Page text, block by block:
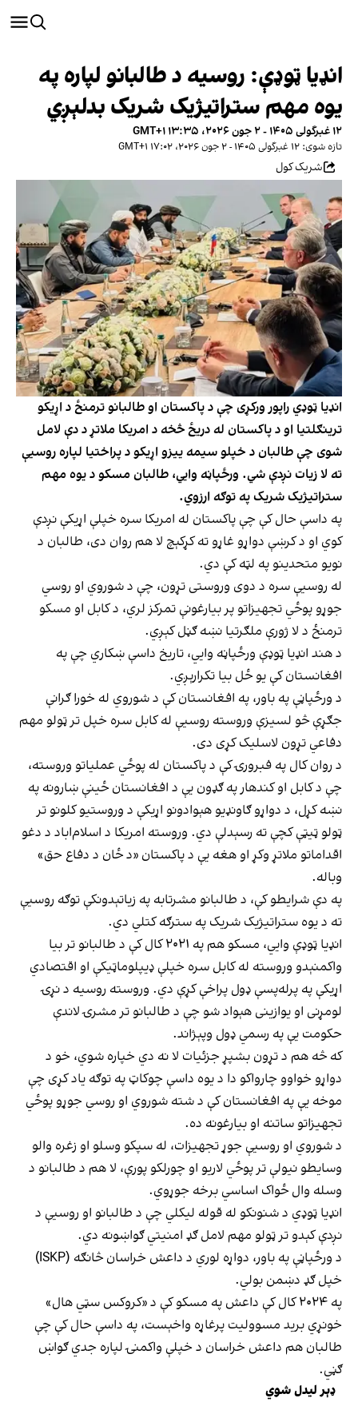
انډیا ټوډې: روسیه د طالبانو لپاره په
یوه مهم ستراتیژیک شریک بدلېږي
۱۲ غبرگولی ۱۴۰۵ - ۲ جون ۲۰۲۶، ۱۳:۳۵ GMT+۱
تازه شوی: ۱۲ غبرگولی ۱۴۰۵ - ۲ جون ۲۰۲۶، ۱۷:۰۲ GMT+۱
شریک کول
انډیا ټوډي راپور ورکړی چې د پاکستان او طالبانو ترمنځ د اړیکو
ترینګلتیا او د پاکستان له دریځ څخه د امریکا ملاتړ د دې لامل
شوی چې طالبان د خپلو سیمه ییزو اړیکو د پراختیا لپاره روسیې
ته لا زیات نږدې شي. ورځپاڼه وايي، طالبان مسکو د یوه مهم
ستراتیژیک شریک په توګه ارزوي.
په داسې حال کې چې پاکستان له امریکا سره خپلې اړیکې نږدې
کوي او د کرښې دواړو غاړو ته کړکېچ لا هم روان دی، طالبان د
نویو متحدینو په لټه کې دي.
له روسیې سره د دوی وروستی تړون، چې د شوروي او روسي
جوړو پوځي تجهیزاتو پر بیارغونې تمرکز لري، د کابل او مسکو
ترمنځ د لا ژورې ملګرتیا نښه ګڼل کېږي.
د هند انډیا ټوډې ورځپاڼه وايي، تاریخ داسې ښکاري چې په
افغانستان کې یو ځل بیا تکرارېږي.
د ورځپاڼې په باور، په افغانستان کې د شوروي له خورا ګرانې
جګړې څو لسیزې وروسته روسیې له کابل سره خپل تر ټولو مهم
دفاعي تړون لاسلیک کړی دی.
د روان کال په فبرورۍ کې د پاکستان له پوځي عملیاتو وروسته،
چې د کابل او کندهار په ګډون یې د افغانستان ځینې ښارونه په
نښه کړل، د دواړو ګاونډیو هېوادونو اړیکې د وروستیو کلونو تر
ټولو ټیټې کچې ته رسېدلې دي. وروسته امریکا د اسلام‌اباد د دغو
اقداماتو ملاتړ وکړ او هغه یې د پاکستان «د ځان د دفاع حق»
وباله.
په دې شرایطو کې، د طالبانو مشرتابه په زیاتېدونکې توګه روسیې
ته د یوه ستراتیژیک شریک په سترګه کتلي دي.
انډیا ټوډې وايي، مسکو هم په ۲۰۲۱ کال کې د طالبانو تر بیا
واکمنېدو وروسته له کابل سره خپلې ډیپلوماټیکې او اقتصادي
اړیکې په پرله‌پسې ډول پراخې کړې دي. وروسته روسیه د نړۍ
لومړنی او یوازینی هېواد شو چې د طالبانو تر مشرۍ لاندې
حکومت یې په رسمي ډول وپېژاند.
که څه هم د تړون بشپړ جزئیات لا نه دي خپاره شوي، خو د
دواړو خواوو چارواکو دا د یوه داسې چوکاټ په توګه یاد کړی چې
موخه یې په افغانستان کې د شته شوروي او روسي جوړو پوځي
تجهیزاتو ساتنه او بیارغونه ده.
د شوروي او روسیې جوړ تجهیزات، له سپکو وسلو او زغره والو
وسایطو نیولې تر پوځي لاریو او چورلکو پورې، لا هم د طالبانو د
وسله وال ځواک اساسي برخه جوړوي.
انډیا ټوډي د شنونکو له قوله لیکلي چې د طالبانو او روسیې د
نږدې کېدو تر ټولو مهم لامل ګډ امنیتي ګواښونه دي.
د ورځپاڼې په باور، دواړه لوري د داعش خراسان څانګه (ISKP)
خپل ګډ دښمن بولي.
په ۲۰۲۴ کال کې داعش په مسکو کې د «کروکس سټي هال»
خونړي برید مسوولیت پرغاړه واخېست، په داسې حال کې چې
طالبان هم داعش خراسان د خپلې واکمنۍ لپاره جدي ګواښ
ګڼي.
ډېر لیدل شوي